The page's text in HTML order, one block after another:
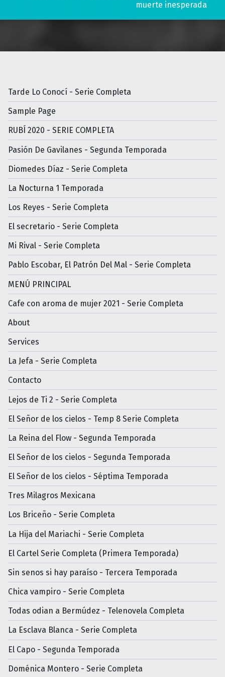
muerte inesperada
Tarde Lo Conocí - Serie Completa
Sample Page
RUBÍ 2020 - SERIE COMPLETA
Pasión De Gavilanes - Segunda Temporada
Diomedes Díaz - Serie Completa
La Nocturna 1 Temporada
Los Reyes - Serie Completa
El secretario - Serie Completa
Mi Rival - Serie Completa
Pablo Escobar, El Patrón Del Mal - Serie Completa
MENÚ PRINCIPAL
Cafe con aroma de mujer 2021 - Serie Completa
About
Services
La Jefa - Serie Completa
Contacto
Lejos de Ti 2 - Serie Completa
El Señor de los cielos - Temp 8 Serie Completa
La Reina del Flow - Segunda Temporada
El Señor de los cielos - Segunda Temporada
El Señor de los cielos - Séptima Temporada
Tres Milagros Mexicana
Los Briceño - Serie Completa
La Hija del Mariachi - Serie Completa
El Cartel Serie Completa (Primera Temporada)
Sin senos si hay paraíso - Tercera Temporada
Chica vampiro - Serie Completa
Todas odian a Bermúdez - Telenovela Completa
La Esclava Blanca - Serie Completa
El Capo - Segunda Temporada
Doménica Montero - Serie Completa